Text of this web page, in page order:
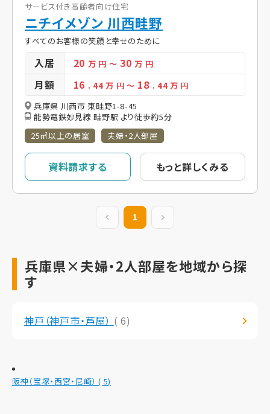
サービス付き高齢者向け住宅
ニチイメゾン 川西畦野
すべてのお客様の笑顔と幸せのために
入居 20万 円 ～ 30万 円
月額 16 . 44万 円 ～ 18 . 44万 円
兵庫県 川西市 東畦野1-8-45
能勢電鉄妙見線 畦野駅 より徒歩約5分
25㎡以上の居室
夫婦・2人部屋
資料請求する もっと詳しくみる
前の20件
1
兵庫県×夫婦・2人部屋を地域から探
す
神戸（神戸市・芦屋） ( 6)
阪神（宝塚・西宮・尼崎）( 5)